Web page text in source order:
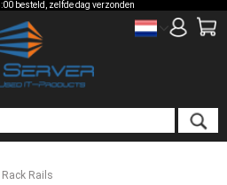
besteld, zelfde dag verzonden
Rails